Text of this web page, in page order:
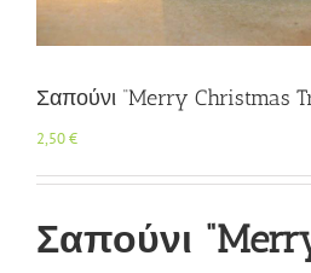
Επικοινωνία
Σαπούνι “Merry Christmas
2,50€
Σαπούνι